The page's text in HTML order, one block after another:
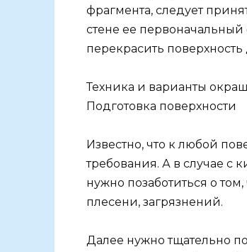
фрагмента, следует
стене ее
перекрасить
Техника и варианты
Подготовка поверхности
Известно, что к любой
требования. А в случае с
нужно позаботиться о
плесени, загрязнений.
Далее нужно тщательно